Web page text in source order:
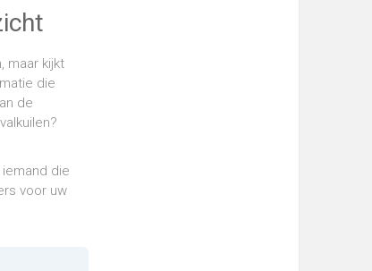
maar kijkt
die
de
die
voor uw